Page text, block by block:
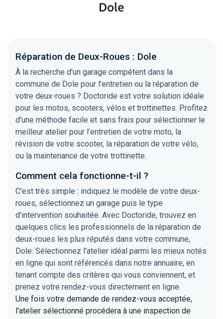
Dole
Réparation de Deux-Roues : Dole
À la recherche d'un garage compétent dans la
commune de Dole pour l'entretien ou la réparation de
votre deux-roues ? Doctoride est votre solution idéale
pour les motos, scooters, vélos et trottinettes. Profitez
d'une méthode facile et sans frais pour sélectionner le
meilleur atelier pour l’entretien de votre moto, la
révision de votre scooter, la réparation de votre vélo,
ou la maintenance de votre trottinette.
Comment cela fonctionne-t-il ?
C'est très simple : indiquez le modèle de votre deux-
roues, sélectionnez un garage puis le type
d'intervention souhaitée. Avec Doctoride, trouvez en
quelques clics les professionnels de la réparation de
deux-roues les plus réputés dans votre commune,
Dole. Sélectionnez l'atelier idéal parmi les mieux notés
en ligne qui sont référencés dans notre annuaire, en
tenant compte des critères qui vous conviennent, et
prenez votre rendez-vous directement en ligne.
Une fois votre demande de rendez-vous acceptée,
l'atelier sélectionné procédera à une inspection de